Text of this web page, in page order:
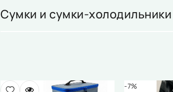
Сумки и сумки-холодильники
-7%